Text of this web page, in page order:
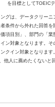
を目標としてTOEIC
グは、データクリー
条件から外れた回答を
項目別」、部門の「業
ン対象となります。
クイン対象となります。
人に薦めたくないと